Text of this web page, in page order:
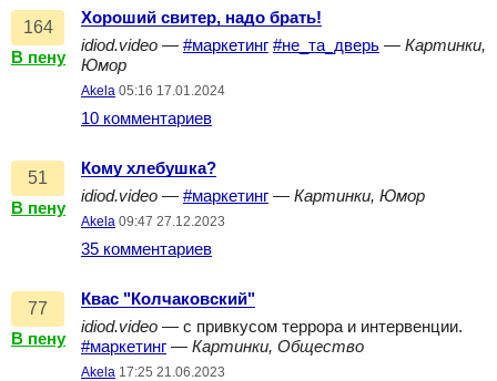
164
В пену
Хороший свитер, надо брать!
idiod.video — #маркетинг #не_та_дверь — Картинки,
Юмор
Akela 05:16 17.01.2024
10 комментариев
51
В пену
Кому хлебушка?
idiod.video — #маркетинг — Картинки, Юмор
Akela 09:47 27.12.2023
35 комментариев
77
В пену
Квас "Колчаковский"
idiod.video — с привкусом террора и интервенции.
#маркетинг — Картинки, Общество
Akela 17:25 21.06.2023